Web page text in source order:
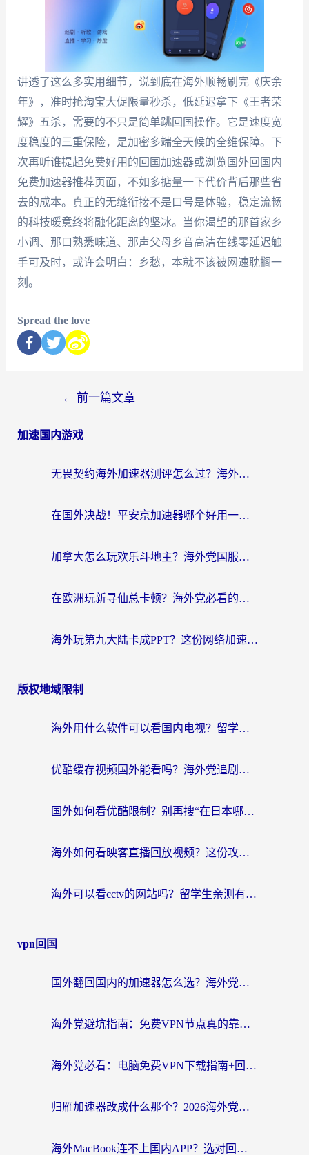
讲透了这么多实用细节，说到底在海外顺畅刷完《庆余
年》，准时抢淘宝大促限量秒杀，低延迟拿下《王者荣
耀》五杀，需要的不只是简单跳回国操作。它是速度宽
度稳度的三重保险，是加密多端全天候的全维保障。下
次再听谁提起免费好用的回国加速器或浏览国外回国内
免费加速器推荐页面，不如多掂量一下代价背后那些省
去的成本。真正的无缝衔接不是口号是体验，稳定流畅
的科技暖意终将融化距离的坚冰。当你渴望的那首家乡
小调、那口熟悉味道、那声父母乡音高清在线零延迟触
手可及时，或许会明白：乡愁，本就不该被网速耽搁一
刻。
Spread the love
← 前一篇文章
加速国内游戏
无畏契约海外加速器测评怎么过？海外玩家亲测实用指南（附小众技巧）
在国外决战！平安京加速器哪个好用一点？老玩家亲测番茄加速器全解析
加拿大怎么玩欢乐斗地主？海外党国服游戏加速终极指南（附绝地求生未来之役300英雄实测）
在欧洲玩新寻仙总卡顿？海外党必看的国服游戏加速全攻略
海外玩第九大陆卡成PPT？这份网络加速指南帮你丝滑上分
版权地域限制
海外用什么软件可以看国内电视？留学生亲测有效的追剧自由指南
优酷缓存视频国外能看吗？海外党追剧看片的终极解决方案来了
国外如何看优酷限制？别再搜“在日本哪个软件可以看中国电视剧”，这篇教你搞定
海外如何看映客直播回放视频？这份攻略帮你搞定（附腾讯优酷观看技巧）
海外可以看cctv的网站吗？留学生亲测有效的回国追剧方案
vpn回国
国外翻回国内的加速器怎么选？海外党亲测实用指南，告别地域限制
海外党避坑指南：免费VPN节点真的靠谱吗？教你选对回国加速器无缝访问国内资源
海外党必看：电脑免费VPN下载指南+回国加速器选择全攻略，告别地区限制
归雁加速器改成什么那个？2026海外党回国加速全攻略：告别地区限制，轻松刷剧玩游戏
海外MacBook连不上国内APP？选对回国VPN，告别地区限制的烦恼